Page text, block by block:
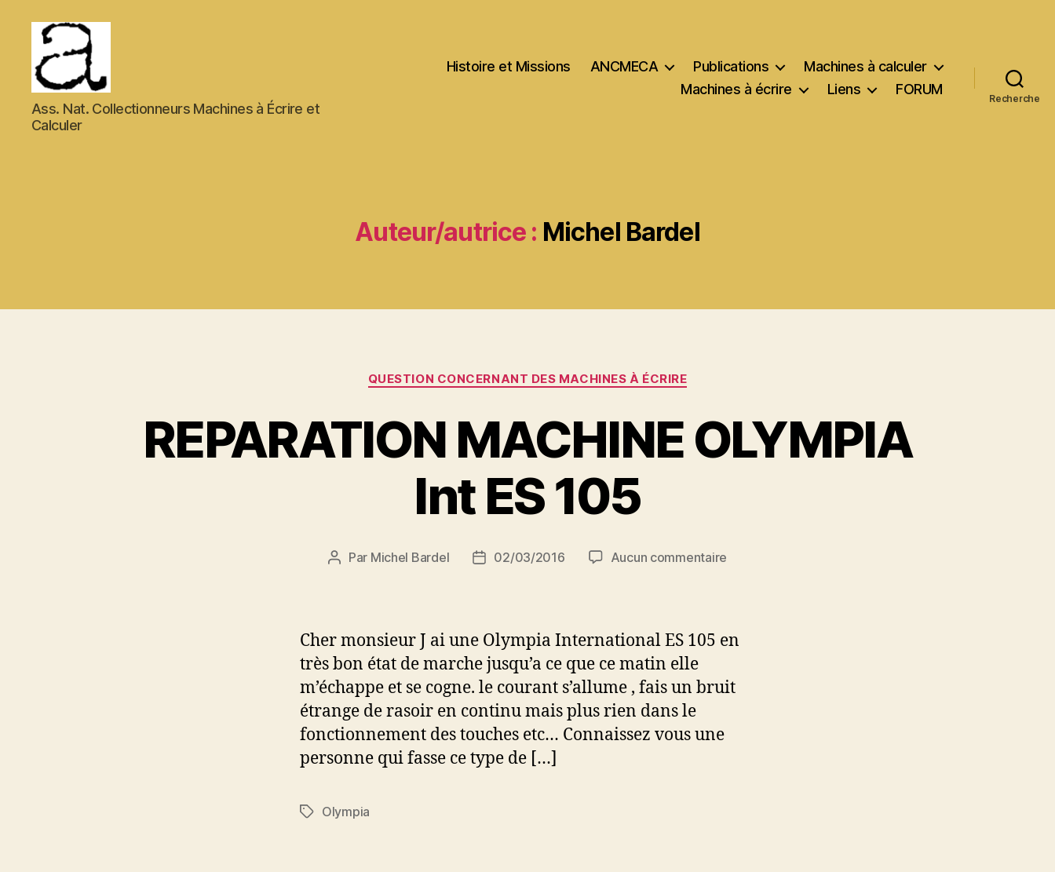
ANCMECA
Ass. Nat. Collectionneurs Machines à Écrire et
Calculer
Histoire et Missions ANCMECA Publications
Machines à calculer
Machines à écrire
Liens FORUM
Recherche
Auteur/autrice : Michel Bardel
Catégories
QUESTION CONCERNANT DES MACHINES À ÉCRIRE
REPARATION MACHINE OLYMPIA
Int ES 105
Auteur
Par Michel Bardel
Date02/03/2016 Aucun commentaire
ES
Cher monsieur J ai une Olympia International ES 105 en
très bon état de marche jusqu’a ce que ce matin elle
m’échappe et se cogne. le courant s’allume , fais un bruit
étrange de rasoir en continu mais plus rien dans le
fonctionnement des touches etc… Connaissez vous une
personne qui fasse ce type de […]
Étiquettes
Olympia